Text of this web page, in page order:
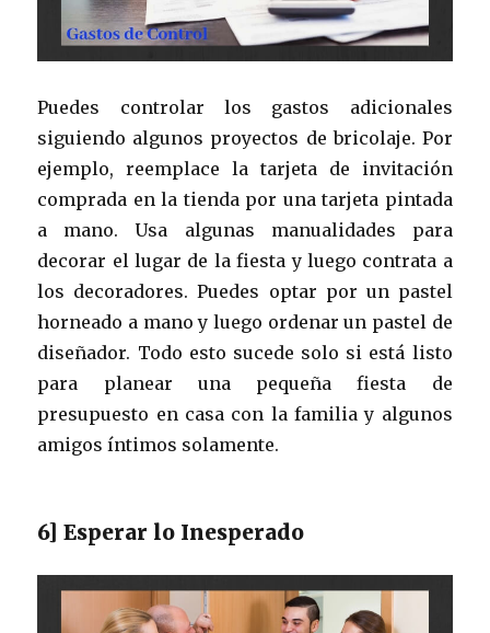
Puedes controlar los gastos adicionales
siguiendo algunos proyectos de bricolaje. Por
ejemplo, reemplace la tarjeta de invitación
comprada en la tienda por una tarjeta pintada
a mano. Usa algunas manualidades para
decorar el lugar de la fiesta y luego contrata a
los decoradores. Puedes optar por un pastel
horneado a mano y luego ordenar un pastel de
diseñador. Todo esto sucede solo si está listo
para planear una pequeña fiesta de
presupuesto en casa con la familia y algunos
amigos íntimos solamente.
6] Esperar lo Inesperado